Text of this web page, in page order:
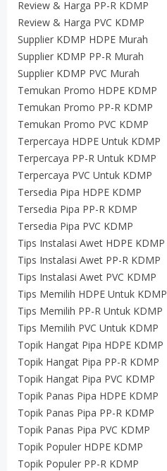
Review & Harga PP-R KDMP
Review & Harga PVC KDMP
Supplier KDMP HDPE Murah
Supplier KDMP PP-R Murah
Supplier KDMP PVC Murah
Temukan Promo HDPE KDMP
Temukan Promo PP-R KDMP
Temukan Promo PVC KDMP
Terpercaya HDPE Untuk KDMP
Terpercaya PP-R Untuk KDMP
Terpercaya PVC Untuk KDMP
Tersedia Pipa HDPE KDMP
Tersedia Pipa PP-R KDMP
Tersedia Pipa PVC KDMP
Tips Instalasi Awet HDPE KDMP
Tips Instalasi Awet PP-R KDMP
Tips Instalasi Awet PVC KDMP
Tips Memilih HDPE Untuk KDMP
Tips Memilih PP-R Untuk KDMP
Tips Memilih PVC Untuk KDMP
Topik Hangat Pipa HDPE KDMP
Topik Hangat Pipa PP-R KDMP
Topik Hangat Pipa PVC KDMP
Topik Panas Pipa HDPE KDMP
Topik Panas Pipa PP-R KDMP
Topik Panas Pipa PVC KDMP
Topik Populer HDPE KDMP
Topik Populer PP-R KDMP